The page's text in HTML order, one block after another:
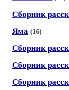
Сборник
Яма (16)
Сборник
Сборник
Сборник